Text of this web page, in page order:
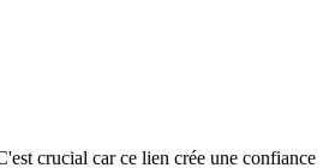
crucial car ce lien crée une confiance